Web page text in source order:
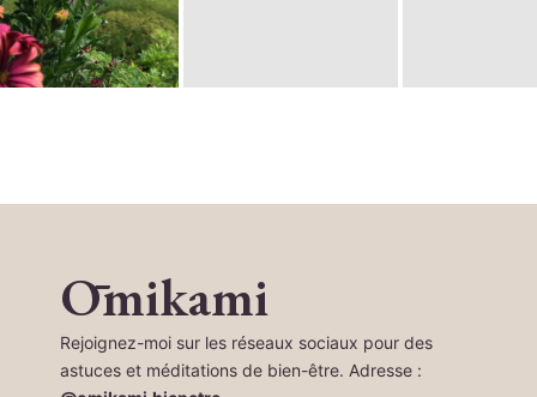
Ōmikami
astuces et méditations de bien-être. Adresse :
@omikami.bienetre
RENDEZ-VOUS